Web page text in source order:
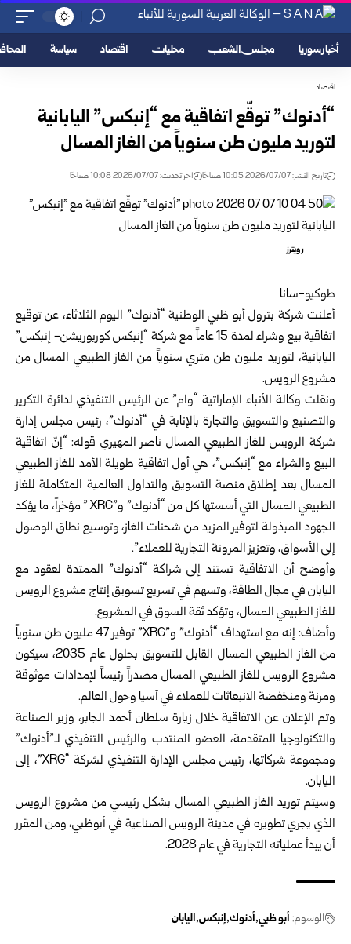
أخبار سوريا مجلس الشعب محليات اقتصاد سياسة
اقتصاد
“أدنوك” توقّع اتفاقية مع “إنبكس” اليابانية
لتوريد مليون طن سنوياً من الغاز المسال
تاريخ النشر: 2026/07/07 10:05 صباحًا اخر تحديث: 2026/07/07 10:08 صباحًا
رويترز
طوكيو-سانا
أعلنت شركة بترول أبو ظبي الوطنية “أدنوك” اليوم الثلاثاء، عن توقيع
اتفاقية بيع وشراء لمدة 15 عاماً مع شركة “إنبكس كوربوريشن- إنبكس”
اليابانية، لتوريد مليون طن متري سنوياً من الغاز الطبيعي المسال من
مشروع الرويس.
ونقلت وكالة الأنباء الإماراتية “وام” عن الرئيس التنفيذي لدائرة التكرير
والتصنيع والتسويق والتجارة بالإنابة في “أدنوك”، رئيس مجلس إدارة
شركة الرويس للغاز الطبيعي المسال ناصر المهيري قوله: “إنّ اتفاقية
البيع والشراء مع “إنبكس”، هي أول اتفاقية طويلة الأمد للغاز الطبيعي
المسال بعد إطلاق منصة التسويق والتداول العالمية المتكاملة للغاز
الطبيعي المسال التي أسستها كل من “أدنوك” و”XRG ” مؤخراً، ما يؤكد
الجهود المبذولة لتوفير المزيد من شحنات الغاز، وتوسيع نطاق الوصول
إلى الأسواق، وتعزيز المرونة التجارية للعملاء”.
وأوضح أن الاتفاقية تستند إلى شراكة “أدنوك” الممتدة لعقود مع
اليابان في مجال الطاقة، وتسهم في تسريع تسويق إنتاج مشروع الرويس
للغاز الطبيعي المسال، وتؤكد ثقة السوق في المشروع.
وأضاف: إنه مع استهداف “أدنوك” و”XRG” توفير 47 مليون طن سنوياً
من الغاز الطبيعي المسال القابل للتسويق بحلول عام 2035، سيكون
مشروع الرويس للغاز الطبيعي المسال مصدراً رئيساً لإمدادات موثوقة
ومرنة ومنخفضة الانبعاثات للعملاء في آسيا وحول العالم.
وتم الإعلان عن الاتفاقية خلال زيارة سلطان أحمد الجابر، وزير الصناعة
والتكنولوجيا المتقدمة، العضو المنتدب والرئيس التنفيذي لـ”أدنوك”
ومجموعة شركاتها، رئيس مجلس الإدارة التنفيذي لشركة “XRG”، إلى
اليابان.
وسيتم توريد الغاز الطبيعي المسال بشكل رئيسي من مشروع الرويس
الذي يجري تطويره في مدينة الرويس الصناعية في أبوظبي، ومن المقرر
أن يبدأ عملياته التجارية في عام 2028.
الوسوم: أبو ظبي أدنوك إنبكس اليابان